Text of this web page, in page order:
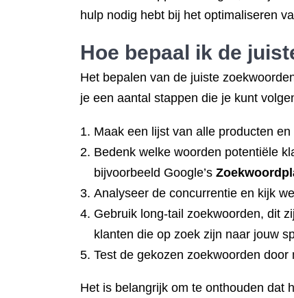
hulp nodig hebt bij het optimaliseren
Hoe bepaal ik de
Het bepalen van de juiste
je een aantal stappen die je kunt
Maak een lijst van alle producten
Bedenk welke woorden potentiële
bijvoorbeeld Google’s
Analyseer de concurrentie en kijk
Gebruik long-tail zoekwoorden, dit
klanten die op zoek zijn naar jouw
Test de gekozen zoekwoorden
Het is belangrijk om te onthouden dat